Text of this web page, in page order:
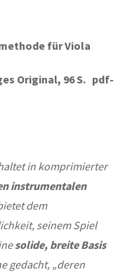
für Viola
Original, 96 S. pdf-
in komprimierter
instrumentalen
dem
seinem Spiel
solide, breite Basis
gedacht, „deren